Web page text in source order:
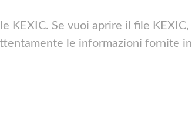
KEXIC. Se vuoi aprire il file KEXIC,
le informazioni fornite in